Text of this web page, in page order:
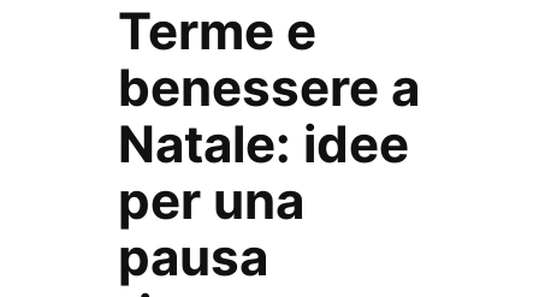
Terme e
benessere a
Natale: idee
per una
pausa